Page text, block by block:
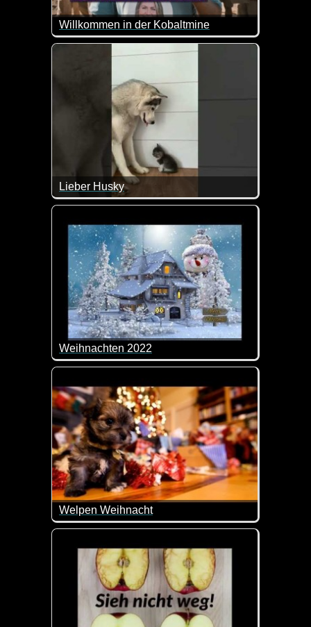
Willkommen in der Kobaltmine
Einblicke in eine kongolesische Kobaltmine. Ein
Lieber Husky
Wenn die beiden nicht super lieb sind.
Weihnachten 2022
Ein schönes Video für die Vorweihnachtszeit.
Welpen Weihnacht
Wenn diese Welpen nicht super niedlich sind wie